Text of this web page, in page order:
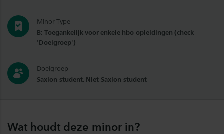
Minor Type
B: Toegankelijk voor enkele hbo-opleidingen (check
'Doelgroep')
Doelgroep
Saxion-student, Niet-Saxion-student
Wat houdt deze minor in?